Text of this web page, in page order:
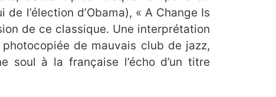
l’élection d’Obama), « A Change Is
de ce classique. Une interprétation
de mauvais club de jazz,
soul à la française l’écho d’un titre